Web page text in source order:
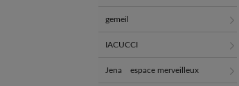
gemeil
IACUCCI
Jena espace merveilleux